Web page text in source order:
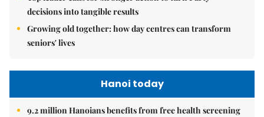
decisions into tangible results
Growing old together: how day centres can transform
seniors' lives
Hanoi today
9.2 million Hanoians benefits from free health screening